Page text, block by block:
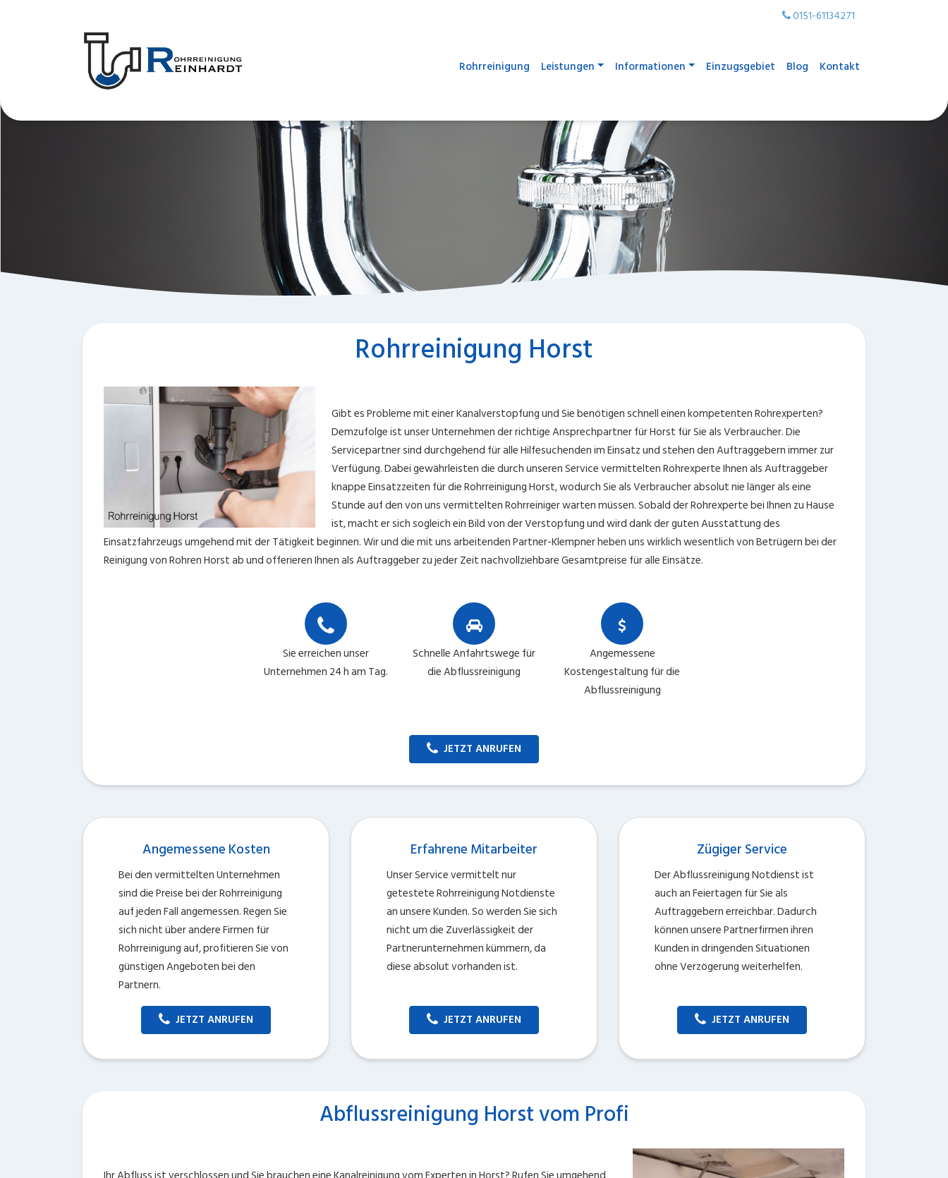
0151-61134271
Rohrreinigung Leistungen Informationen Einzugsgebiet Blog Kontakt
Rohrreinigung Horst
Gibt es Probleme mit einer Kanalverstopfung und Sie benötigen schnell einen kompetenten Rohrexperten?
Demzufolge ist unser Unternehmen der richtige Ansprechpartner für Horst für Sie als Verbraucher. Die
Servicepartner sind durchgehend für alle Hilfesuchenden im Einsatz und stehen den Auftraggebern immer zur
Verfügung. Dabei gewährleisten die durch unseren Service vermittelten Rohrexperte Ihnen als Auftraggeber
knappe Einsatzzeiten für die Rohrreinigung Horst, wodurch Sie als Verbraucher absolut nie länger als eine
Stunde auf den von uns vermittelten Rohrreiniger warten müssen. Sobald der Rohrexperte bei Ihnen zu Hause
ist, macht er sich sogleich ein Bild von der Verstopfung und wird dank der guten Ausstattung des
Einsatzfahrzeugs umgehend mit der Tätigkeit beginnen. Wir und die mit uns arbeitenden Partner-Klempner heben uns wirklich wesentlich von Betrügern bei der
Reinigung von Rohren Horst ab und offerieren Ihnen als Auftraggeber zu jeder Zeit nachvollziehbare Gesamtpreise für alle Einsätze.
Sie erreichen unser
Unternehmen 24 h am Tag.
Schnelle Anfahrtswege für
die Abflussreinigung
Angemessene
Kostengestaltung für die
Abflussreinigung
JETZT ANRUFEN
Angemessene Kosten
Bei den vermittelten Unternehmen
sind die Preise bei der Rohrreinigung
auf jeden Fall angemessen. Regen Sie
sich nicht über andere Firmen für
Rohrreinigung auf, profitieren Sie von
günstigen Angeboten bei den
Partnern.
JETZT ANRUFEN
Erfahrene Mitarbeiter
Unser Service vermittelt nur
getestete Rohrreinigung Notdienste
an unsere Kunden. So werden Sie sich
nicht um die Zuverlässigkeit der
Partnerunternehmen kümmern, da
diese absolut vorhanden ist.
JETZT ANRUFEN
Zügiger Service
Der Abflussreinigung Notdienst ist
auch an Feiertagen für Sie als
Auftraggebern erreichbar. Dadurch
können unsere Partnerfirmen ihren
Kunden in dringenden Situationen
ohne Verzögerung weiterhelfen.
JETZT ANRUFEN
Abflussreinigung Horst vom Profi